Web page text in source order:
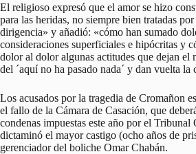
El religioso expresó que el amor se hizo
para las heridas, no siempre bien tratadas
dirigencia» y añadió: «cómo han sumado
consideraciones superficiales e hipócritas y
dolor al dolor algunas actitudes que dejan el
del ´aquí no ha pasado nada´ y dan vuelta la
Los acusados por la tragedia de Cromañon
el fallo de la Cámara de Casación, que
condenas impuestas este año por el Tribunal
dictaminó el mayor castigo (ocho años de
gerenciador del boliche Omar Chabán.